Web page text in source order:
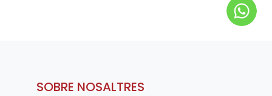
SOBRE NOSALTRES